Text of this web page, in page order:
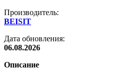
Производитель:
BEISIT
Дата обновления:
06.08.2026
Описание